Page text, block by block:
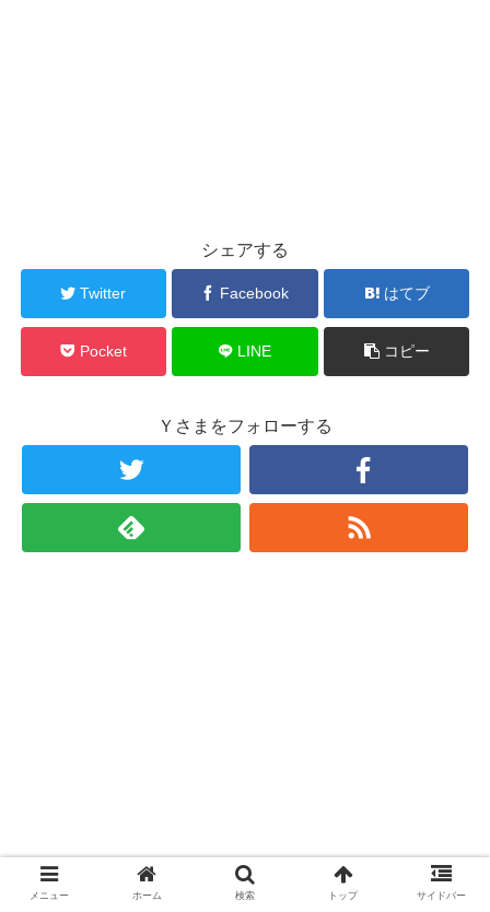
シェアする
Twitter Facebook はてブ
Pocket LINE コピー
Ｙさまをフォローする
メニュー ホーム 検索 トップ サイドバー